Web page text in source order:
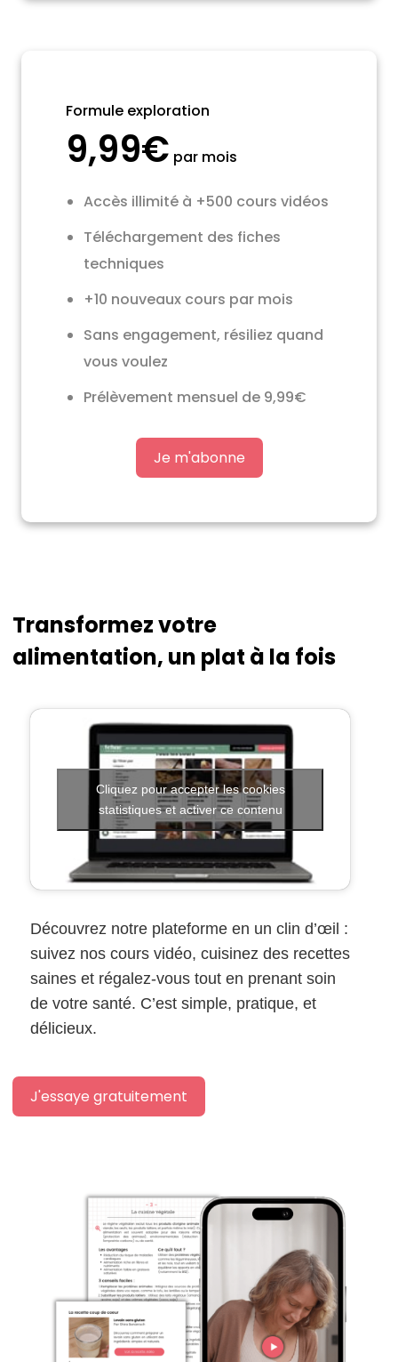
Formule exploration
9,99€ par mois
Accès illimité à +500 cours vidéos
Téléchargement des fiches
techniques
+10 nouveaux cours par mois
Sans engagement, résiliez quand
vous voulez
Prélèvement mensuel de 9,99€
Je m'abonne
Transformez votre
alimentation, un plat à la fois
Cliquez pour accepter les cookies
statistiques et activer ce contenu
Découvrez notre plateforme en un clin d’œil :
suivez nos cours vidéo, cuisinez des recettes
saines et régalez-vous tout en prenant soin
de votre santé. C’est simple, pratique, et
délicieux.
J'essaye gratuitement